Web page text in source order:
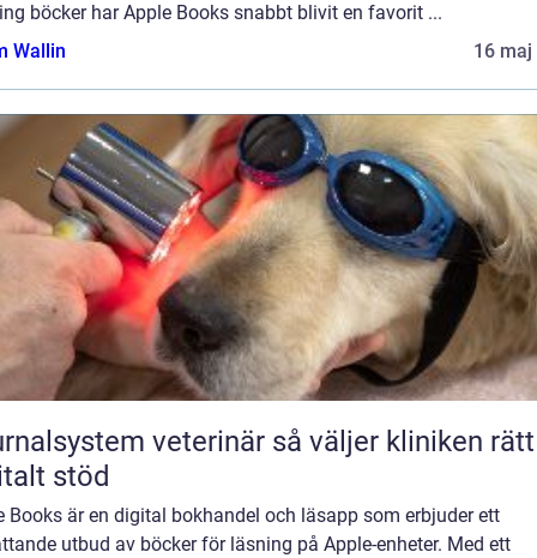
böcker har Apple Books snabbt blivit en favorit ...
Wallin
16 maj
veterinär så väljer kliniken rätt
stöd
Books är en digital bokhandel och läsapp som erbjuder ett
utbud av böcker för läsning på Apple-enheter. Med ett